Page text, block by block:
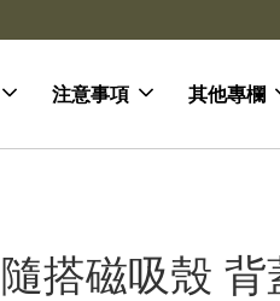
注意事項 其他專欄
隨搭磁吸殼